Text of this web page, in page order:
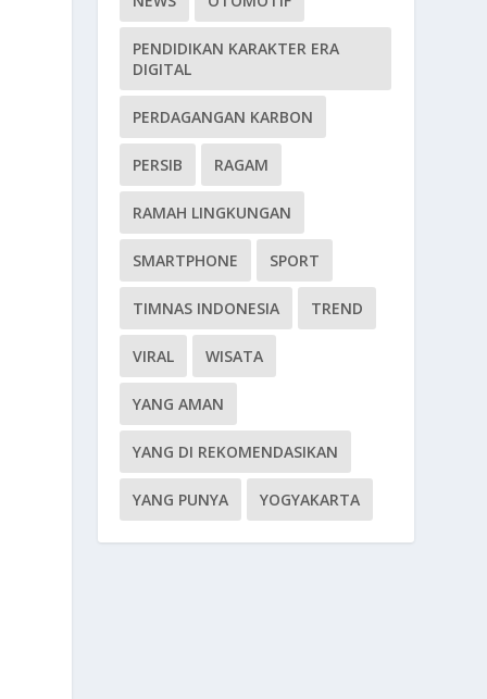
PENDIDIKAN KARAKTER ERA
DIGITAL
PERDAGANGAN KARBON
PERSIB RAGAM
RAMAH LINGKUNGAN
SMARTPHONE SPORT
TIMNAS INDONESIA TREND
VIRAL WISATA
YANG AMAN
YANG DI REKOMENDASIKAN
YANG PUNYA YOGYAKARTA